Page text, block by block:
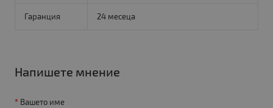
Гаранция 24 месеца
Напишете мнение
Вашето име